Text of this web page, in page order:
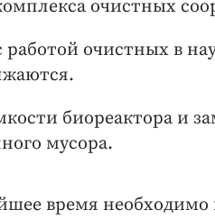
очистных
очистных в
биореактора и
мусора.
время необходимо